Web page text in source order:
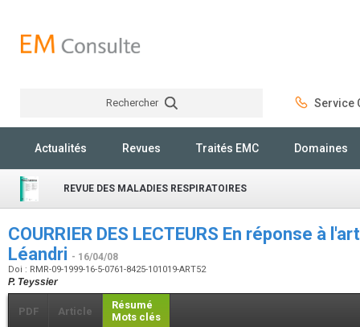
Rechercher Service
Actualités Revues Traités EMC Domaines
REVUE DES MALADIES RESPIRATOIRES
COURRIER DES LECTEURS En réponse à
Léandri - 16/04/08
Doi : RMR-09-1999-16-5-0761-8425-101019-ART52
P. Teyssier
PDF Article
Résumé
Mots clés